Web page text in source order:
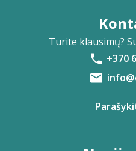
Turite klausimų?
+370